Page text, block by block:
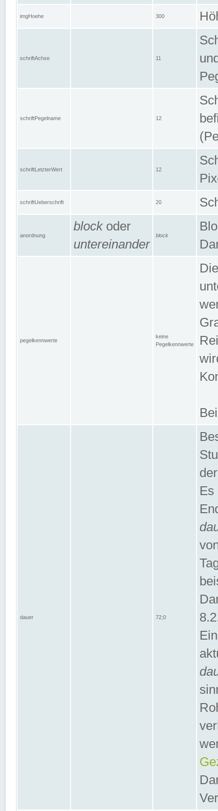
imgHoehe 300
schriftAchse 11
schriftPegelname 12
schriftLetzterWert 12
schriftUeberschrift 20
anordnung
blockoder
untereinander
block
pegelkennwerte
keine
Pegelkennwerte
dauer 72;0
Es